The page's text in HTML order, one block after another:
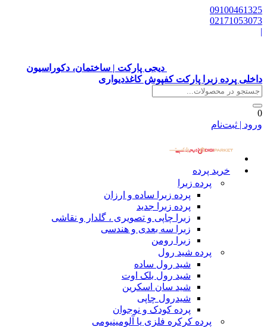
09100461325
02171053073
|
دیجی پارکت | ساختمان، دکوراسیون
داخلی پرده زبرا پارکت کفپوش کاغذدیواری
0
ورود | ثبت‌نام
خرید پرده
پرده زبرا
پرده زبرا ساده و ارزان
پرده زبرا جدید
زبرا چاپی و تصویری ، گلدار و نقاشی
زبرا سه بعدی و هندسی
زبرا رومن
پرده شید رول
شید رول ساده
شید رول بلک اوت
شید سان اسکرین
شیدرول چاپی
پرده کودک و نوجوان
پرده کرکره فلزی یا آلومینیومی